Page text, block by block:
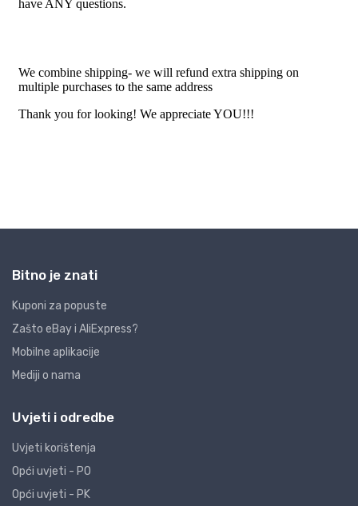
Bitno je znati
Kuponi za popuste
Zašto eBay i AliExpress?
Mobilne aplikacije
Mediji o nama
Uvjeti i odredbe
Uvjeti korištenja
Opći uvjeti - PO
Opći uvjeti - PK